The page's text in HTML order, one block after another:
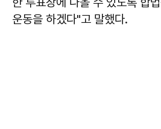
운동을 하겠다"고 말했다.